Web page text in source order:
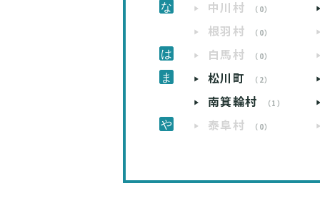
中川村 （0）
根羽村 （0）
白馬村 （0）
松川町 （2）
南箕輪村 （1）
泰阜村 （0）